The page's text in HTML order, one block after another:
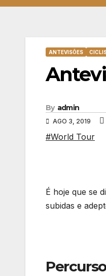
ANTEVISÕES
By admin
AGO 3, 2019
#World Tour
É hoje que se
subidas e
Percurso